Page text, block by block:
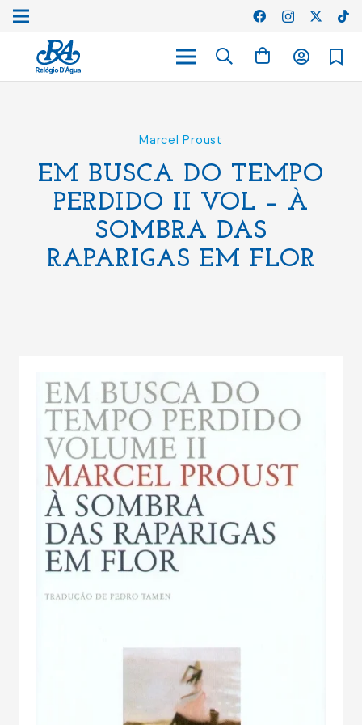
Marcel Proust
EM BUSCA DO TEMPO
PERDIDO II VOL – À
SOMBRA DAS
RAPARIGAS EM FLOR